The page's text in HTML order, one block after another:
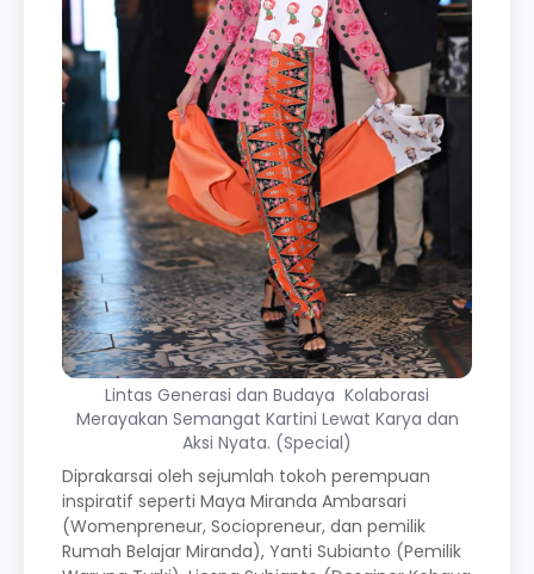
Lintas Generasi dan Budaya Kolaborasi
Merayakan Semangat Kartini Lewat Karya dan
Aksi Nyata. (Special)
Diprakarsai oleh sejumlah tokoh perempuan
inspiratif seperti Maya Miranda Ambarsari
(Womenpreneur, Sociopreneur, dan pemilik
Rumah Belajar Miranda), Yanti Subianto (Pemilik